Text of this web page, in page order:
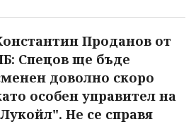
Проданов от
Спецов ще бъде
доволно скоро
особен управител на
Не се справя